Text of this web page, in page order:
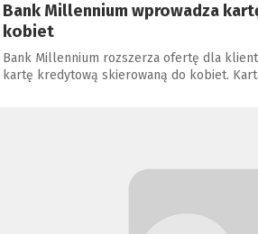
Bank Millennium wprowadza
kobiet
Bank Millennium rozszerza ofertę dla
kartę kredytową skierowaną do kobiet.